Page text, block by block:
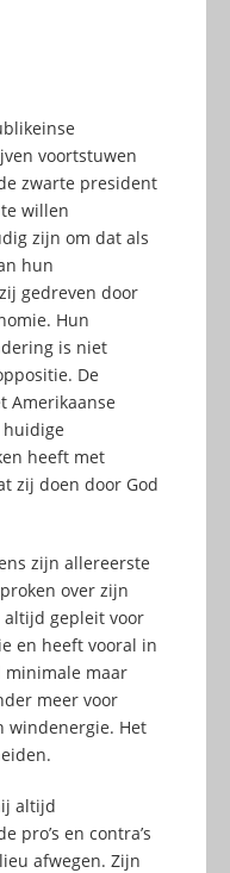
voortstuwen
zwarte president
willen
zijn om dat als
hun
gedreven door
Hun
is niet
De
Amerikaanse
huidige
heeft met
zij doen door God
zijn allereerste
over zijn
gepleit voor
en heeft vooral in
minimale maar
meer voor
windenergie. Het
altijd
pro’s en contra’s
afwegen. Zijn